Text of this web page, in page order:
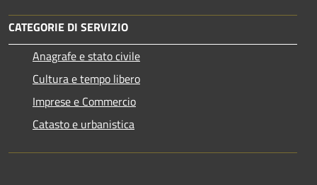
CATEGORIE DI SERVIZIO
Anagrafe e stato civile
Cultura e tempo libero
Imprese e Commercio
Catasto e urbanistica